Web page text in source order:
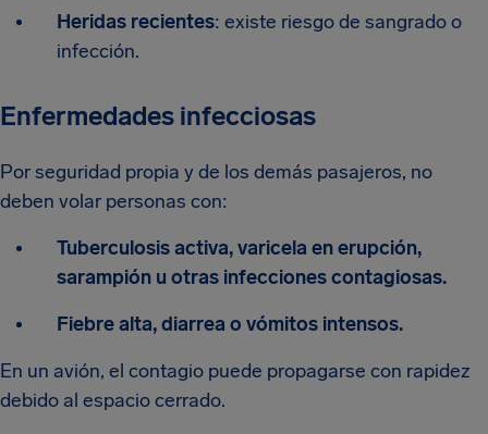
Heridas recientes: existe riesgo de sangrado o
infección.
Enfermedades infecciosas
Por seguridad propia y de los demás pasajeros, no
deben volar personas con:
Tuberculosis activa, varicela en erupción,
sarampión u otras infecciones contagiosas.
Fiebre alta, diarrea o vómitos intensos.
En un avión, el contagio puede propagarse con rapidez
debido al espacio cerrado.